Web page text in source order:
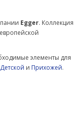
Egger. Коллекция
элементы для
Детской и Прихожей.